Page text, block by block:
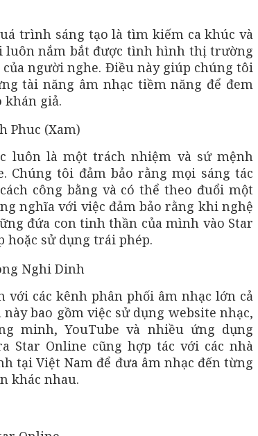
trình sáng tạo là tìm kiếm ca khúc và
luôn nắm bắt được tình hình thị trường
người nghe. Điều này giúp chúng tôi
tài năng âm nhạc tiềm năng để đem
giả.
luôn là một trách nhiệm và sứ mệnh
Chúng tôi đảm bảo rằng mọi sáng tác
công bằng và có thể theo đuổi một
nghĩa với việc đảm bảo rằng khi nghệ
đứa con tinh thần của mình vào Star
hoặc sử dụng trái phép.
với các kênh phân phối âm nhạc lớn cả
bao gồm việc sử dụng website nhạc,
minh, YouTube và nhiều ứng dụng
Star Online cũng hợp tác với các nhà
tại Việt Nam để đưa âm nhạc đến từng
khác nhau.